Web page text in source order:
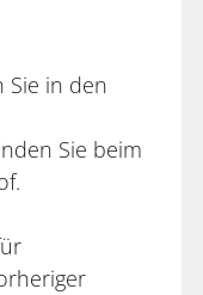
Sie in den
Sie beim